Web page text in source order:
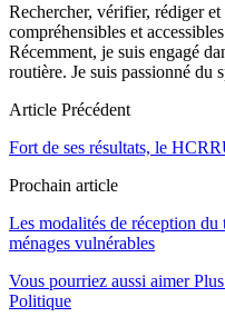
Rechercher, vérifier, rédiger
compréhensibles et
Récemment, je suis engagé
routière. Je suis passionné du
Article Précédent
Fort de ses résultats, le
Prochain article
Les modalités de réception
ménages vulnérables
Vous pourriez aussi aimer
Politique